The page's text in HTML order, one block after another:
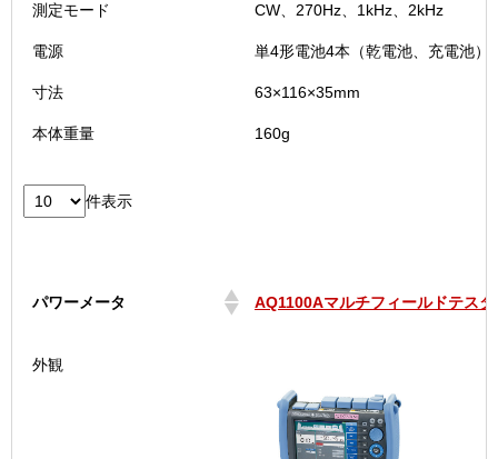
測定モード CW、270Hz、1kHz、2kHz
電源 単4形電池4本（乾電池、充電池）
寸法 63×116×35mm
本体重量 160g
件表示
パワーメータ AQ1100Aマルチフィールドテス
パワーメータ
外観